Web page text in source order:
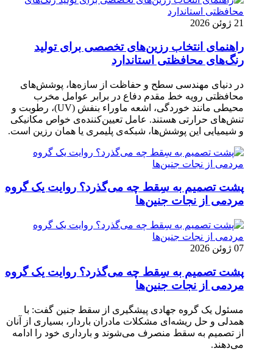
21 ژوئن 2026
راهنمای انتخاب رزین‌های تخصصی برای تولید
رنگ‌های محافظتی استاندارد
در دنیای مهندسی سطح و حفاظت از سازه‌ها، پوشش‌های
محافظتی رویه خط مقدم دفاع در برابر عوامل مخرب
محیطی مانند خوردگی، اشعه ماوراء بنفش (UV)، رطوبت و
تنش‌های حرارتی هستند. عامل تعیین‌کننده‌ی خواص مکانیکی
و شیمیایی این پوشش‌ها، شبکه‌ی پلیمری یا همان رزین است.
پشت تصمیم به سِقط چه می‌گذرد؟ روایت یک گروه
مردمی از نجات جنین‌ها
07 ژوئن 2026
پشت تصمیم به سِقط چه می‌گذرد؟ روایت یک گروه
مردمی از نجات جنین‌ها
مسئول یک گروه جهادی پیشگیری از سقط جنین گفت: با
همدلی و حل ریشه‌ای مشکلات مادران باردار، بسیاری از آنان
از تصمیم به سقط منصرف می‌شوند و بارداری خود را ادامه
می‌دهند.